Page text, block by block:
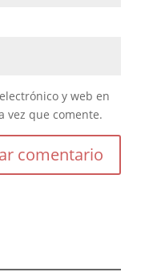
y web en
vez que comente.